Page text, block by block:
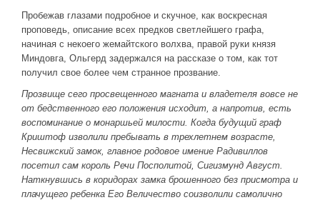
Пробежав глазами подробное и скучное, как воскресная
проповедь, описание всех предков светлейшего графа,
начиная с некоего жемайтского волхва, правой руки князя
Миндовга, Ольгерд задержался на рассказе о том, как тот
получил свое более чем странное прозвание.
Прозвище сего просвещенного магната и владетеля вовсе не
от бедственного его положения исходит, а напротив, есть
воспоминание о монаршьей милости. Когда будущий граф
Криштоф изволили пребывать в трехлетнем возрасте,
Несвижский замок, главное родовое имение Радивиллов
посетил сам король Речи Посполитой, Сигизмунд Август.
Наткнувшись в коридорах замка брошенного без присмотра и
плачущего ребенка Его Величество соизволили самолично